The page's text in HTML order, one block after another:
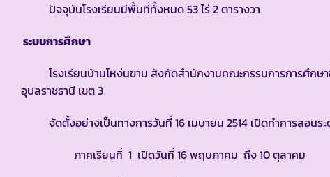
ปัจจุบันโรงเรียนมีพื้นที่ทั้งหมด 53 ไร่ 2 ตารางวา
ระบบการศึกษา
โรงเรียนบ้านโหง่นขาม สังกัดสำนักงานคณะกรรมการการศึก
อุบลราชธานี เขต 3
จัดตั้งอย่างเป็นทางการวันที่ 16 เมษายน 2514 เปิดทำการสอนร
ภาคเรียนที่ 1 เปิดวันที่ 16 พฤษภาคม ถึง 10 ตุลาคม